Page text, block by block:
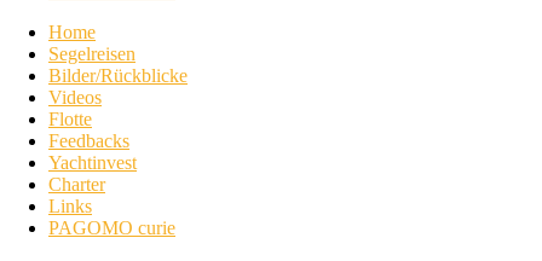
Home
Segelreisen
Bilder/Rückblicke
Videos
Flotte
Feedbacks
Yachtinvest
Charter
Links
PAGOMO curie